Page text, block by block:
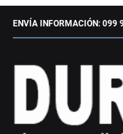
ENVÍA INFORMACIÓN: 099